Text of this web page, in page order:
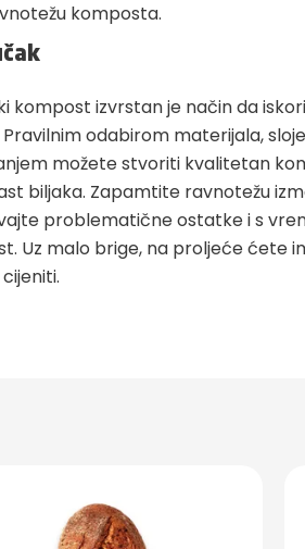
komposta.
kompost izvrstan je način da
Pravilnim odabirom materijala,
možete stvoriti kvalitetan
biljaka. Zapamtite ravnotežu
problematične ostatke i s
Uz malo brige, na proljeće ćete